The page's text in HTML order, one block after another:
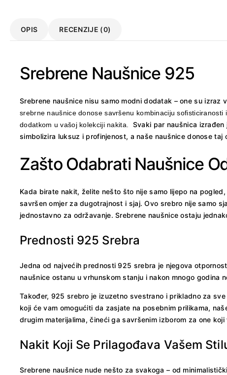
OPIS RECENZIJE (0)
Srebrene Naušnice 925
Srebrene naušnice nisu samo modni dodatak – one su
srebrne naušnice donose savršenu kombinaciju
dodatkom u vašoj kolekciji nakita. Svaki par naušnica
simbolizira luksuz i profinjenost, a naše naušnice donose
Zašto Odabrati Naušnice
Kada birate nakit, želite nešto što nije samo lijepo na
savršen omjer za dugotrajnost i sjaj. Ovo srebro nije samo
jednostavno za održavanje. Srebrene naušnice ostaju
Prednosti 925 Srebra
Jedna od najvećih prednosti 925 srebra je njegova
naušnice ostanu u vrhunskom stanju i nakon mnogo godina
Također, 925 srebro je izuzetno svestrano i prikladno za
koji će vam omogućiti da zasjate na posebnim prilikama,
drugim materijalima, čineći ga savršenim izborom za one
Nakit Koji Se Prilagođava Vašem
Srebrene naušnice nude nešto za svakoga – od